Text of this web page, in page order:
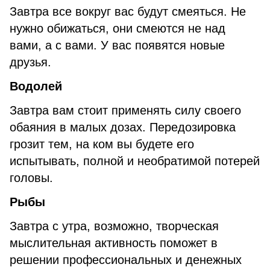
Завтра все вокруг вас будут смеяться. Не
нужно обижаться, они смеются не над
вами, а с вами. У вас появятся новые
друзья.
Водолей
Завтра вам стоит применять силу своего
обаяния в малых дозах. Передозировка
грозит тем, на ком вы будете его
испытывать, полной и необратимой потерей
головы.
Рыбы
Завтра с утра, возможно, творческая
мыслительная активность поможет в
решении профессиональных и денежных